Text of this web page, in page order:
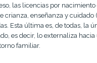
las licencias por
crianza, enseñanza y cuidado
Esta última es, de todas, la
es decir, lo externaliza hacia
familiar.